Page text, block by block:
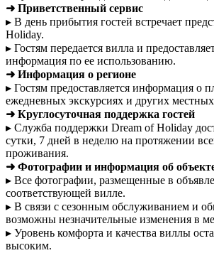
➜ Приветственный сервис
▸ В день прибытия гостей встречает
Holiday.
▸ Гостям передается вилла и
информация по ее использованию.
➜ Информация о регионе
▸ Гостям предоставляется информация о
ежедневных экскурсиях и других местных
➜ Круглосуточная поддержка гостей
▸ Служба поддержки Dream of Holiday
сутки, 7 дней в неделю на протяжении
проживания.
➜ Фотографии и информация об
▸ Все фотографии, размещенные в
соответствующей вилле.
▸ В связи с сезонным обслуживанием и
возможны незначительные изменения в
▸ Уровень комфорта и качества виллы
высоким.